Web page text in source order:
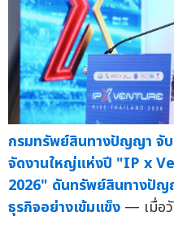
กรมทรัพย์สินทางปัญญา จั
จัดงานใหญ่แห่งปี "IP x
2026" ดันทรัพย์สินทางปัญ
ธุรกิจอย่างเข้มแข็ง — เมื่อ